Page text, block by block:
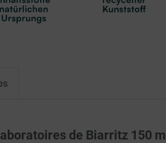
de Biarritz 150 ml